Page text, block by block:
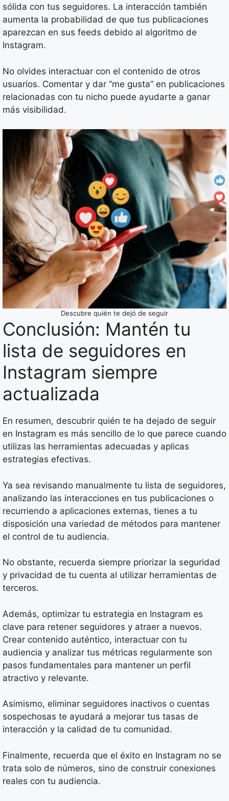
sólida con tus seguidores. La interacción también
aumenta la probabilidad de que tus publicaciones
aparezcan en sus feeds debido al algoritmo de
Instagram.
No olvides interactuar con el contenido de otros
usuarios. Comentar y dar “me gusta” en publicaciones
relacionadas con tu nicho puede ayudarte a ganar
más visibilidad.
Descubre quién te dejó de seguir
Conclusión: Mantén tu
lista de seguidores en
Instagram siempre
actualizada
En resumen, descubrir quién te ha dejado de seguir
en Instagram es más sencillo de lo que parece cuando
utilizas las herramientas adecuadas y aplicas
estrategias efectivas.
Ya sea revisando manualmente tu lista de seguidores,
analizando las interacciones en tus publicaciones o
recurriendo a aplicaciones externas, tienes a tu
disposición una variedad de métodos para mantener
el control de tu audiencia.
No obstante, recuerda siempre priorizar la seguridad
y privacidad de tu cuenta al utilizar herramientas de
terceros.
Además, optimizar tu estrategia en Instagram es
clave para retener seguidores y atraer a nuevos.
Crear contenido auténtico, interactuar con tu
audiencia y analizar tus métricas regularmente son
pasos fundamentales para mantener un perfil
atractivo y relevante.
Asimismo, eliminar seguidores inactivos o cuentas
sospechosas te ayudará a mejorar tus tasas de
interacción y la calidad de tu comunidad.
Finalmente, recuerda que el éxito en Instagram no se
trata solo de números, sino de construir conexiones
reales con tu audiencia.